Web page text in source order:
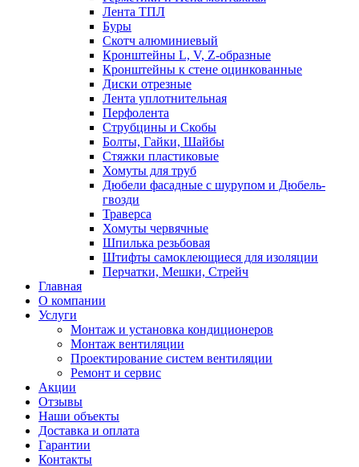
Лента ТПЛ
Буры
Скотч алюминиевый
Кронштейны L, V, Z-образные
Кронштейны к стене оцинкованные
Диски отрезные
Лента уплотнительная
Перфолента
Струбцины и Скобы
Болты, Гайки, Шайбы
Стяжки пластиковые
Хомуты для труб
Дюбели фасадные с шурупом и Дюбель-
гвозди
Траверса
Хомуты червячные
Шпилька резьбовая
Штифты самоклеющиеся для изоляции
Перчатки, Мешки, Стрейч
Главная
О компании
Услуги
Монтаж и установка кондиционеров
Монтаж вентиляции
Проектирование систем вентиляции
Ремонт и сервис
Акции
Отзывы
Наши объекты
Доставка и оплата
Гарантии
Контакты